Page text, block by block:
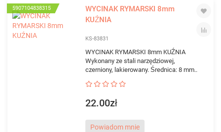
5907104838315
WYCINAK RYMARSKI 8mm
KUŹNIA
KS-83831
WYCINAK RYMARSKI 8mm KUŹNIA
Wykonany ze stali narzędziowej,
czerniony, lakierowany. Średnica: 8 mm..
22.00zł
Powiadom mnie